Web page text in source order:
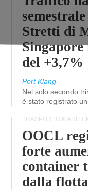
Stretti di
del +3,7%
Port Klang
Nel solo secondo
è stato registrato
TRASPORTO
OOCL
forte
container
dalla